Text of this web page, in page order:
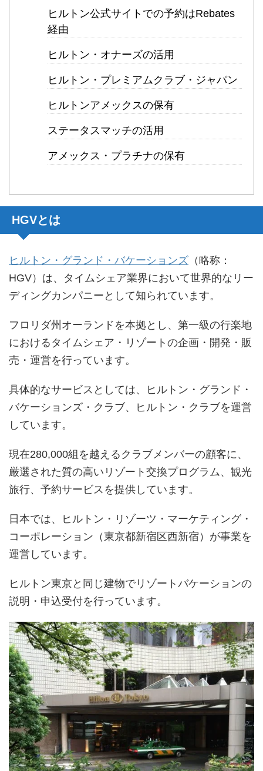
ヒルトン公式サイトでの予約はRebates
経由
ヒルトン・オナーズの活用
ヒルトン・プレミアムクラブ・ジャパン
ヒルトンアメックスの保有
ステータスマッチの活用
アメックス・プラチナの保有
HGVとは
ヒルトン・グランド・バケーションズ （略称：
HGV）は、タイムシェア業界において世界的なリー
ディングカンパニーとして知られています。
フロリダ州オーランドを本拠とし、第一級の行楽地
におけるタイムシェア・リゾートの企画・開発・販
売・運営を行っています。
具体的なサービスとしては、ヒルトン・グランド・
バケーションズ・クラブ、ヒルトン・クラブを運営
しています。
現在280,000組を越えるクラブメンバーの顧客に、
厳選された質の高いリゾート交換プログラム、観光
旅行、予約サービスを提供しています。
日本では、ヒルトン・リゾーツ・マーケティング・
コーポレーション（東京都新宿区西新宿）が事業を
運営しています。
ヒルトン東京と同じ建物でリゾートバケーションの
説明・申込受付を行っています。